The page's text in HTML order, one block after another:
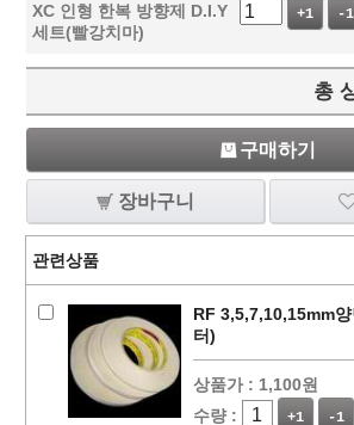
XC 인형 한복 방향제 D.I.Y
세트(빨강치마)
+1 -1
총
구매하기
장바구니
관련상품
RF 3,5,7,10,15mm양
터)
상품가 : 1,100원
수량 :
+1 -1